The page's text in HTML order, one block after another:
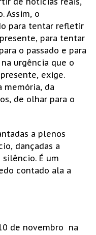
Assim, o
para tentar refletir
para tentar
o passado e para
urgência que o
exige.
memória, da
de olhar para o
a plenos
dançadas a
É um
contado ala a
de novembro na